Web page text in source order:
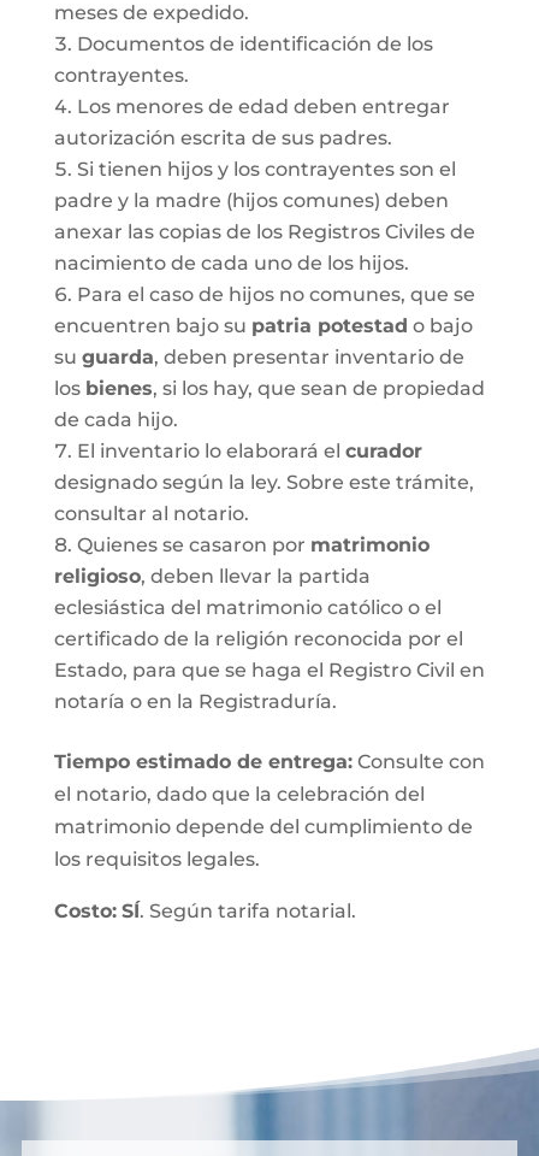
meses de expedido.
Documentos de identificación de los
contrayentes.
Los menores de edad deben entregar
autorización escrita de sus padres.
Si tienen hijos y los contrayentes son el
padre y la madre (hijos comunes) deben
anexar las copias de los Registros Civiles de
nacimiento de cada uno de los hijos.
Para el caso de hijos no comunes, que se
encuentren bajo su patria potestad o bajo
su guarda, deben presentar inventario de
los bienes, si los hay, que sean de propiedad
de cada hijo.
El inventario lo elaborará el curador
designado según la ley. Sobre este trámite,
consultar al notario.
Quienes se casaron por matrimonio
religioso, deben llevar la partida
eclesiástica del matrimonio católico o el
certificado de la religión reconocida por el
Estado, para que se haga el Registro Civil en
notaría o en la Registraduría.
Tiempo estimado de entrega:Consulte con
el notario, dado que la celebración del
matrimonio depende del cumplimiento de
los requisitos legales.
Costo: SÍ. Según tarifa notarial.